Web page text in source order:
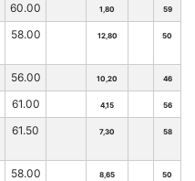
60.00 1,80 59
58.00 12,80 50
56.00 10,20 46
61.00 4,15 56
61.50 7,30 58
58.00 8,65 50